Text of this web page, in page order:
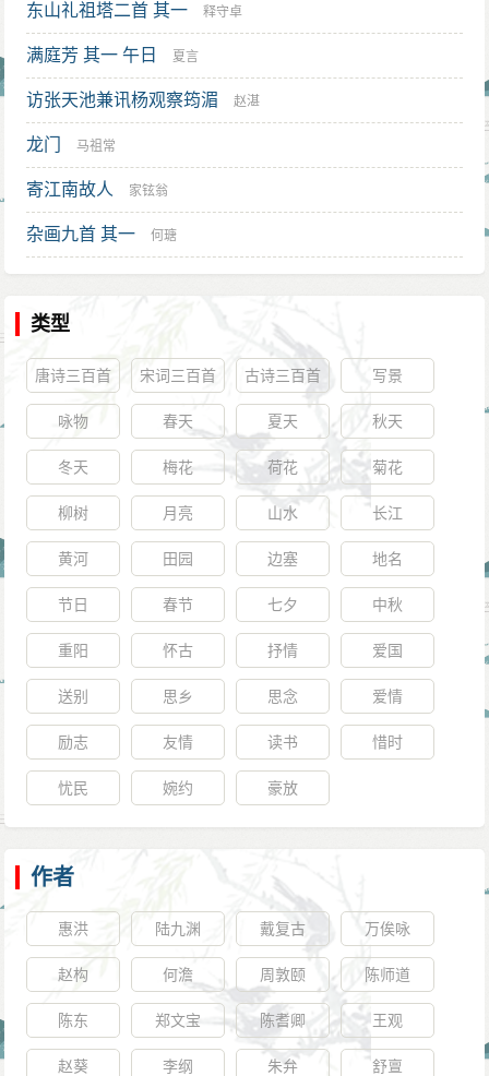
东山礼祖塔二首 其一 释守卓
满庭芳 其一 午日 夏言
访张天池兼讯杨观察筠湄 赵湛
龙门 马祖常
寄江南故人 家铉翁
杂画九首 其一 何瑭
类型
唐诗三百首 宋词三百首 古诗三百首 写景
咏物 春天 夏天 秋天
冬天 梅花 荷花 菊花
柳树 月亮 山水 长江
黄河 田园 边塞 地名
节日 春节 七夕 中秋
重阳 怀古 抒情 爱国
送别 思乡 思念 爱情
励志 友情 读书 惜时
忧民 婉约 豪放
作者
惠洪 陆九渊 戴复古 万俟咏
赵构 何澹 周敦颐 陈师道
陈东 郑文宝 陈耆卿 王观
赵葵 李纲 朱弁 舒亶